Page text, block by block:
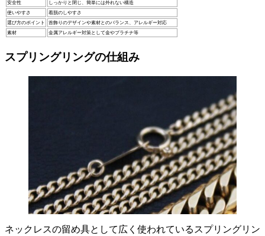
安全性
しっかりと閉じ、簡単には外れない構造
使いやすさ
着脱のしやすさ
選び方のポイント
首飾りのデザインや素材とのバランス、アレルギー対応
素材
金属アレルギー対策として金やプラチナ等
スプリングリングの仕組み
ネックレスの留め具として広く使われている スプリングリン